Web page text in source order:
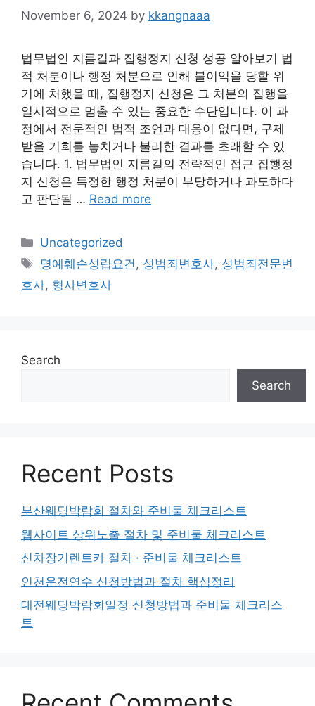
November 6, 2024 by kkangnaaa
법무법인 지름길과 집행정지 신청 성공 알아보기 법
적 처분이나 행정 처분으로 인해 불이익을 당할 위
기에 처했을 때, 집행정지 신청은 그 처분의 집행을
일시적으로 멈출 수 있는 중요한 수단입니다. 이 과
정에서 전문적인 법적 조언과 대응이 없다면, 구제
받을 기회를 놓치거나 불리한 결과를 초래할 수 있
습니다. 1. 법무법인 지름길의 전략적인 접근 집행정
지 신청은 특정한 행정 처분이 부당하거나 과도하다
고 판단될 … Read more
Categories
Uncategorized
Tags
명예훼손성립요건, 성범죄변호사, 성범죄전문변
호사, 형사변호사
Search
Search
Recent Posts
부산웨딩박람회 절차와 준비물 체크리스트
웹사이트 상위노출 절차 및 준비물 체크리스트
신차장기렌트카 절차 · 준비물 체크리스트
인천운전연수 신청방법과 절차 핵심정리
대전웨딩박람회일정 신청방법과 준비물 체크리스
트